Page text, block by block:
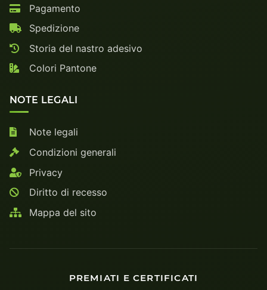
Pagamento
Spedizione
Storia del nastro adesivo
Colori Pantone
NOTE LEGALI
Note legali
Condizioni generali
Privacy
Diritto di recesso
Mappa del sito
PREMIATI E CERTIFICATI